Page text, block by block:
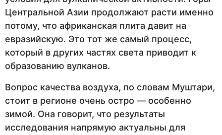
Центральной Азии продолжают расти именно
потому, что африканская плита давит на
евразийскую. Это тот же самый процесс,
который в других частях света приводит к
образованию вулканов.
Вопрос качества воздуха, по словам Муштари,
стоит в регионе очень остро — особенно
зимой. Она говорит, что результаты
исследования напрямую актуальны для